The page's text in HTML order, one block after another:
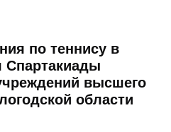
по теннису в
Спартакиады
высшего
области